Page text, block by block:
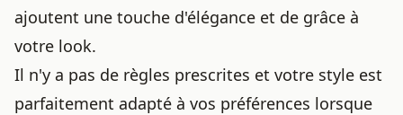
ajoutent une touche d'élégance et de grâce à
votre look.
Il n'y a pas de règles prescrites et votre style est
parfaitement adapté à vos préférences lorsque